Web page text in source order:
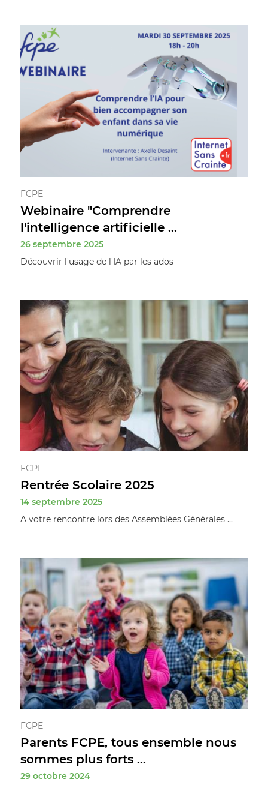
FCPE
Webinaire "Comprendre
l'intelligence artificielle ...
26 septembre 2025
Découvrir l'usage de l'IA par les ados
FCPE
Rentrée Scolaire 2025
14 septembre 2025
A votre rencontre lors des Assemblées Générales ...
FCPE
Parents FCPE, tous ensemble nous
sommes plus forts ...
29 octobre 2024